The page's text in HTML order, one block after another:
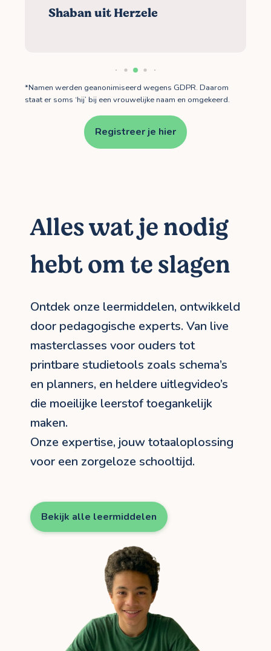
Shaban uit Herzele
*Namen werden geanonimiseerd wegens GDPR. Daarom
staat er soms ‘hij’ bij een vrouwelijke naam en omgekeerd.
Registreer je hier
Alles wat je nodig
hebt om te slagen
Ontdek onze leermiddelen, ontwikkeld
door pedagogische experts. Van live
masterclasses voor ouders tot
printbare studietools zoals schema’s
en planners, en heldere uitlegvideo’s
die moeilijke leerstof toegankelijk
maken.
Onze expertise, jouw totaaloplossing
voor een zorgeloze schooltijd.
Bekijk alle leermiddelen